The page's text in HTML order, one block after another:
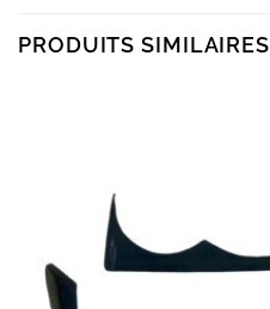
PRODUITS SIMILAIRES